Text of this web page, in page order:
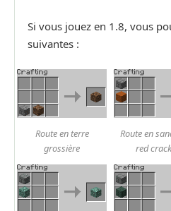
Si vous jouez en 1.8, vous
suivantes :
Route en terre
grossière
Route en
red